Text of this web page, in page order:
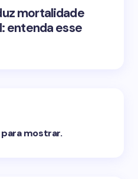
mortalidade
entenda esse
mostrar.